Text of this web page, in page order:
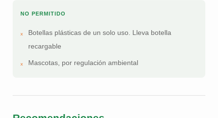
NO PERMITIDO
Botellas plásticas de un solo uso. Lleva botella
recargable
Mascotas, por regulación ambiental